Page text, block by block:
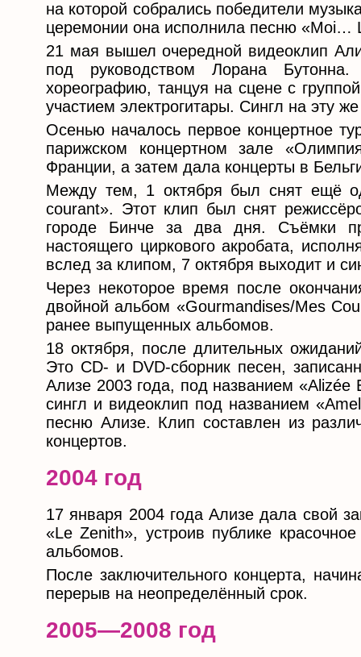
на которой собрались победители
церемонии она исполнила песню «Moi…
21 мая вышел очередной видеоклип
под руководством Лорана
хореографию, танцуя на сцене с
участием электрогитары. Сингл на эту
Осенью началось первое концертное
парижском концертном зале
Франции, а затем дала концерты в
Между тем, 1 октября был снят ещё
courant». Этот клип был снят
городе Бинче за два дня. Съёмки
настоящего циркового акробата,
вслед за клипом, 7 октября выходит и
Через некоторое время после
двойной альбом «Gourmandises/Mes
ранее выпущенных альбомов.
18 октября, после длительных
Это CD- и DVD-сборник песен,
Ализе 2003 года, под названием
сингл и видеоклип под названием
песню Ализе. Клип составлен из
концертов.
2004 год
17 января 2004 года Ализе дала свой
«Le Zenith», устроив публике
альбомов.
После заключительного концерта,
перерыв на неопределённый срок.
2005—2008 год